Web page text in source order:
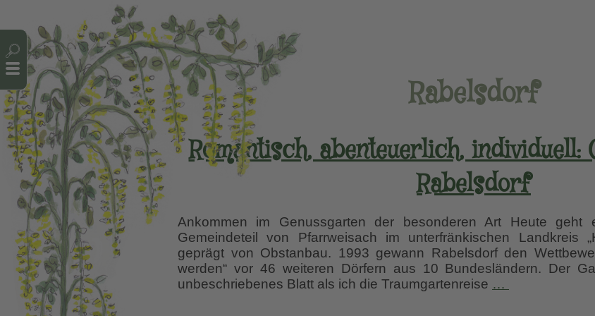
Rabelsdorf
Romantisch, abenteuerlich, individuell:
Rabelsdorf
Ankommen im Genussgarten der besonderen Art Heute geht
Gemeindeteil von Pfarrweisach im unterfränkischen Landkreis
geprägt von Obstanbau. 1993 gewann Rabelsdorf den
werden“ vor 46 weiteren Dörfern aus 10 Bundesländern. Der
unbeschriebenes Blatt als ich die Traumgartenreise …
Cookie-Einstellungen